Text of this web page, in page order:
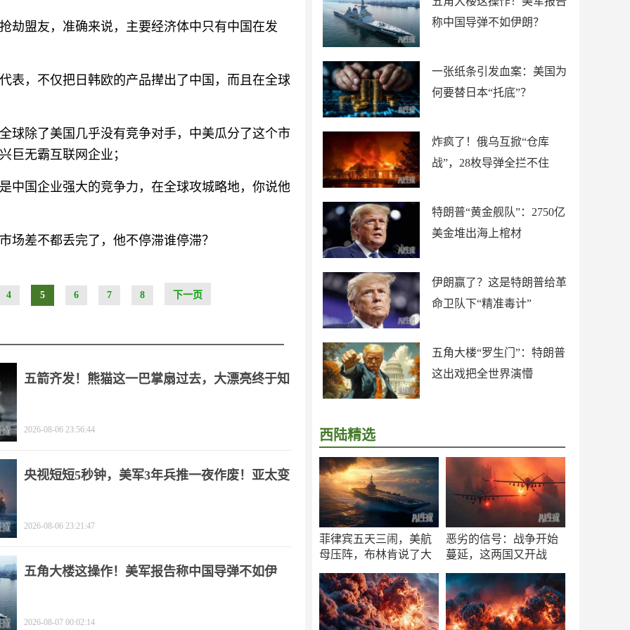
劫盟友，准确来说，主要经济体中只有中国在发
表，不仅把日韩欧的产品撵出了中国，而且在全球
球除了美国几乎没有竞争对手，中美瓜分了这个市
巨无霸互联网企业；
中国企业强大的竞争力，在全球攻城略地，你说他
场差不都丢完了，他不停滞谁停滞？
4 5 6 7 8 下一页
称中国导弹不如伊朗？
一张纸条引发血案：美国为
何要替日本“托底”？
炸疯了！俄乌互掀“仓库
战”，28枚导弹全拦不住
特朗普“黄金舰队”：2750亿
美金堆出海上棺材
伊朗赢了？这是特朗普给革
命卫队下“精准毒计”
五角大楼“罗生门”：特朗普
这出戏把全世界演懵
西陆精选
菲律宾五天三闹，美航
母压阵，布林肯说了大
恶劣的信号：战争开始
蔓延，这两国又开战
五箭齐发！熊猫这一巴掌扇过去，大漂亮终于知
2026-08-06 23:56:44
央视短短5秒钟，美军3年兵推一夜作废！亚太变
2026-08-06 23:21:47
五角大楼这操作！美军报告称中国导弹不如伊
2026-08-07 00:02:14